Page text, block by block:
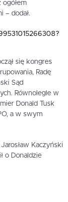
ogółem
– dodał.
się kongres
Radę
Sąd
Równolegle w
Donald Tusk
a w swym
Kaczyński
o Donaldzie